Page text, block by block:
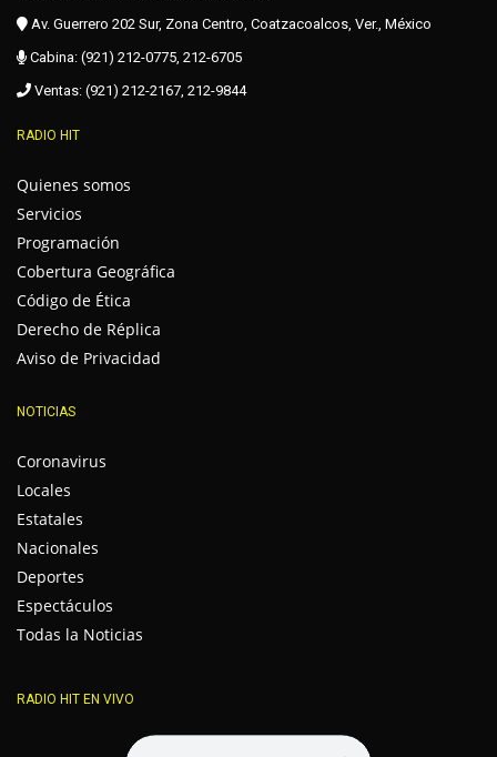
Av. Guerrero 202 Sur, Zona Centro, Coatzacoalcos, Ver., México
Cabina: (921) 212-0775, 212-6705
Ventas: (921) 212-2167, 212-9844
RADIO HIT
Quienes somos
Servicios
Programación
Cobertura Geográfica
Código de Ética
Derecho de Réplica
Aviso de Privacidad
NOTICIAS
Coronavirus
Locales
Estatales
Nacionales
Deportes
Espectáculos
Todas la Noticias
RADIO HIT EN VIVO